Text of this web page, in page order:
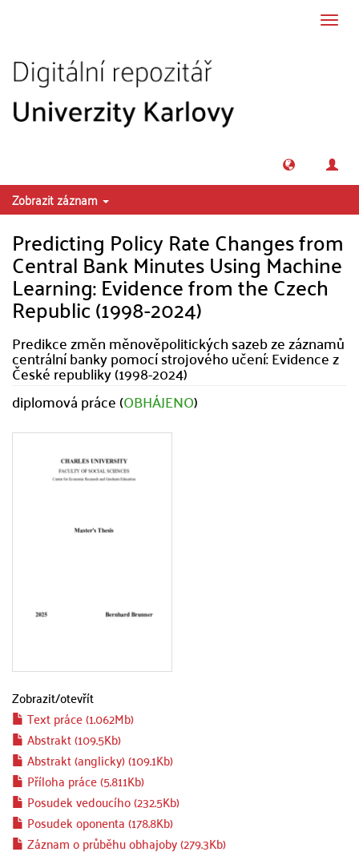
Zobrazit záznam
Predicting Policy Rate Changes from
Central Bank Minutes Using Machine
Learning: Evidence from the Czech
Republic (1998-2024)
Predikce změn měnověpolitických sazeb ze záznamů
centrální banky pomocí strojového učení: Evidence z
České republiky (1998-2024)
diplomová práce (OBHÁJENO)
Zobrazit/otevřít
Text práce (1.062Mb)
Abstrakt (109.5Kb)
Abstrakt (anglicky) (109.1Kb)
Příloha práce (5.811Kb)
Posudek vedoucího (232.5Kb)
Posudek oponenta (178.8Kb)
Záznam o průběhu obhajoby (279.3Kb)